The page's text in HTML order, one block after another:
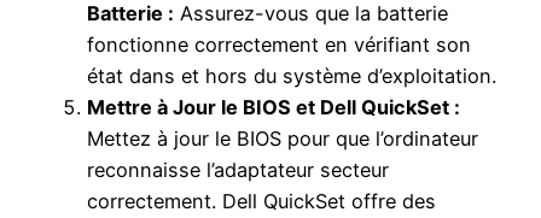
Batterie : Assurez-vous que la batterie
fonctionne correctement en vérifiant son
état dans et hors du système d’exploitation.
Mettre à Jour le BIOS et Dell QuickSet :
Mettez à jour le BIOS pour que l’ordinateur
reconnaisse l’adaptateur secteur
correctement. Dell QuickSet offre des